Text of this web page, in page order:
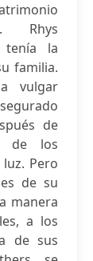
Rhys
tenía la
familia.
vulgar
de
de los
Pero
de su
manera
a los
de sus